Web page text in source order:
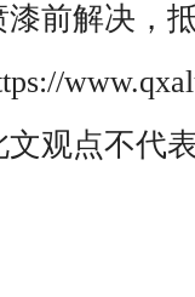
前解决，
观点不代